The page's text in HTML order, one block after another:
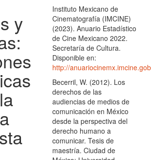
y
Instituto Mexicano de
Cinematografía (IMCINE)
(2023). Anuario Estadístico
de Cine Mexicano 2022.
Secretaría de Cultura.
Disponible en:
http://
Becerril, W. (2012). Los
derechos de las
audiencias de medios de
comunicación en México
desde la perspectiva del
derecho humano a
comunicar. Tesis de
maestría. Ciudad de